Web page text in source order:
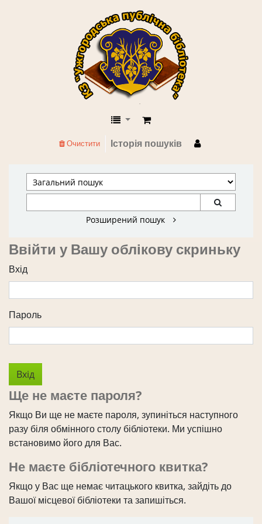
КЗ "Ужгородська публічна
Історія пошуків
Очистити
Розширений пошук
Ввійти у Вашу облікову скриньку
Вхід
Пароль
Ще не маєте пароля?
Якщо Ви ще не маєте пароля, зупиніться наступного
разу біля обмінного столу бібліотеки. Ми успішно
встановимо його для Вас.
Не маєте бібліотечного квитка?
Якщо у Вас ще немає читацького квитка, зайдіть до
Вашої місцевої бібліотеки та запишіться.